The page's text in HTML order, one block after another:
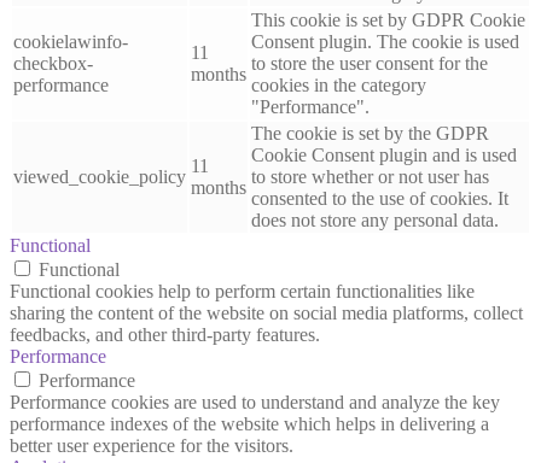
cookielawinfo-
checkbox-
performance
11
months
This cookie is set by GDPR Cookie
Consent plugin. The cookie is used
to store the user consent for the
cookies in the category
"Performance".
viewed_cookie_policy
11
months
The cookie is set by the GDPR
Cookie Consent plugin and is used
to store whether or not user has
consented to the use of cookies. It
does not store any personal data.
Functional
Functional
Functional cookies help to perform certain functionalities like
sharing the content of the website on social media platforms, collect
feedbacks, and other third-party features.
Performance
Performance
Performance cookies are used to understand and analyze the key
performance indexes of the website which helps in delivering a
better user experience for the visitors.